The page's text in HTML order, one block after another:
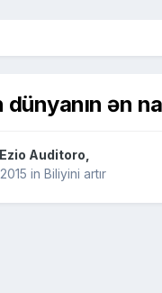
ən
Ezio Auditoro
in Biliyini artır